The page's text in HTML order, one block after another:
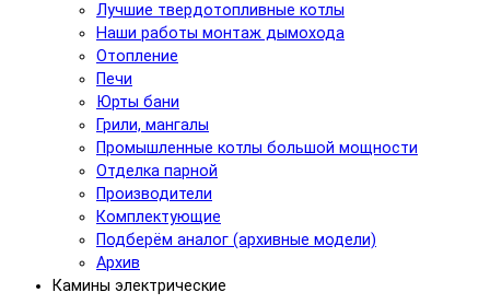
Лучшие твердотопливные котлы
Наши работы монтаж дымохода
Отопление
Печи
Юрты бани
Грили, мангалы
Промышленные котлы большой мощности
Отделка парной
Производители
Комплектующие
Подберём аналог (архивные модели)
Архив
Камины электрические